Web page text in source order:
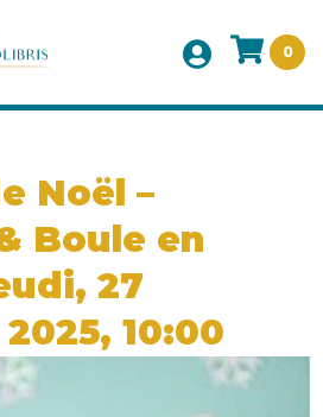
0
Noël –
Boule en
27
10:00